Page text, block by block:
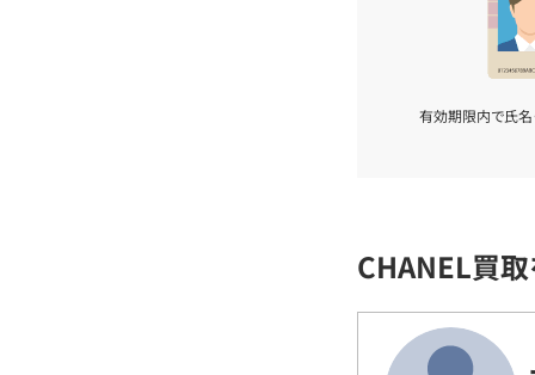
有効期限内で氏名
CHANEL買